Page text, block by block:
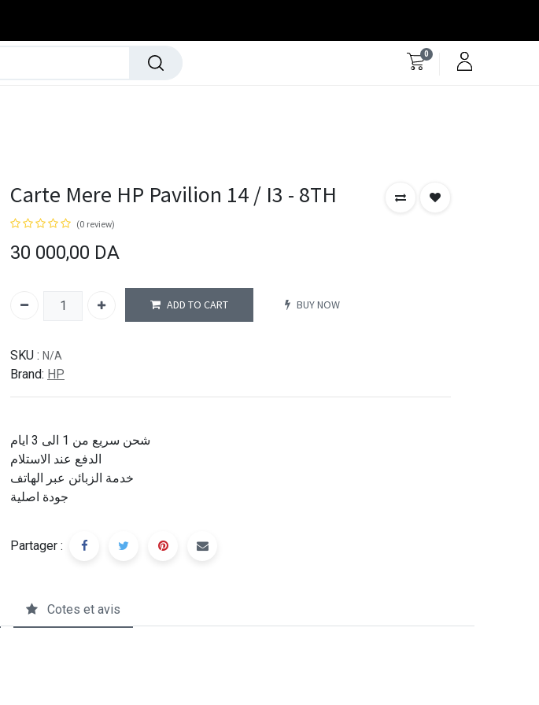
0
Carte Mere HP Pavilion 14 / I3 - 8TH
(0 review)
30 000,00 DA
ADD TO CART BUY NOW
SKU : N/A
Brand: HP
شحن سريع من 1 الى 3 ايام
الدفع عند الاستلام
خدمة الزبائن عبر الهاتف
جودة اصلية
Partager :
Cotes et avis